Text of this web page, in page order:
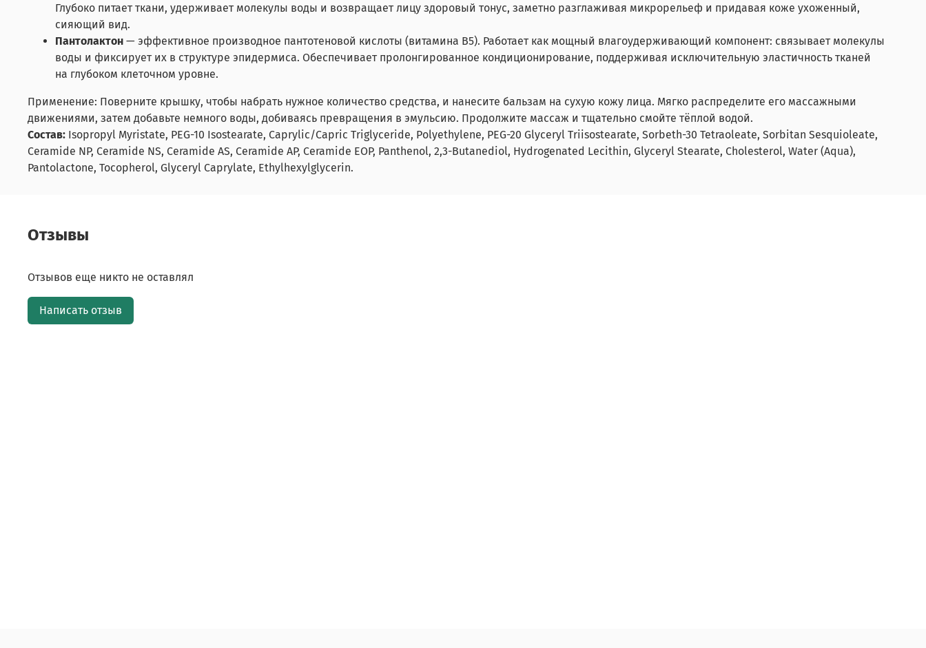
Глубоко питает ткани, удерживает молекулы воды и возвращает лицу здоровый тонус, заметно разглаживая микрорельеф и придавая коже ухоженный,
сияющий вид.
Пантолактон — эффективное производное пантотеновой кислоты (витамина B5). Работает как мощный влагоудерживающий компонент: связывает молекулы
воды и фиксирует их в структуре эпидермиса. Обеспечивает пролонгированное кондиционирование, поддерживая исключительную эластичность тканей
на глубоком клеточном уровне.
Применение: Поверните крышку, чтобы набрать нужное количество средства, и нанесите бальзам на сухую кожу лица. Мягко распределите его массажными
движениями, затем добавьте немного воды, добиваясь превращения в эмульсию. Продолжите массаж и тщательно смойте тёплой водой.
Состав: Isopropyl Myristate, PEG-10 Isostearate, Caprylic/Capric Triglyceride, Polyethylene, PEG-20 Glyceryl Triisostearate, Sorbeth-30 Tetraoleate, Sorbitan Sesquioleate,
Ceramide NP, Ceramide NS, Ceramide AS, Ceramide AP, Ceramide EOP, Panthenol, 2,3-Butanediol, Hydrogenated Lecithin, Glyceryl Stearate, Cholesterol, Water (Aqua),
Pantolactone, Tocopherol, Glyceryl Caprylate, Ethylhexylglycerin.
Отзывы
Отзывов еще никто не оставлял
Написать отзыв